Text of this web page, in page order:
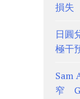
損失
日圓
極干
Sam
窄